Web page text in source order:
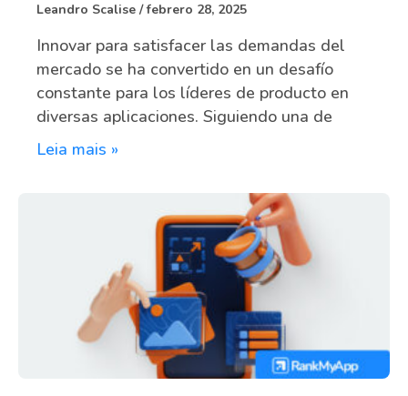
Leandro Scalise febrero 28, 2025
Innovar para satisfacer las demandas del
mercado se ha convertido en un desafío
constante para los líderes de producto en
diversas aplicaciones. Siguiendo una de
Leia mais »